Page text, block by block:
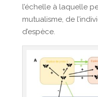
l’échelle à laquelle
mutualisme, de
d’espèce.